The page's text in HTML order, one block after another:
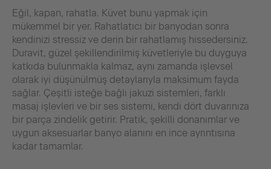
Eğil, kapan, rahatla. Küvet bunu yapmak için
mükemmel bir yer. Rahatlatıcı bir banyodan sonra
kendinizi stressiz ve derin bir rahatlamış hissedersiniz.
Duravit, güzel şekillendirilmiş küvetleriyle bu duyguya
katkıda bulunmakla kalmaz, aynı zamanda işlevsel
olarak iyi düşünülmüş detaylarıyla maksimum fayda
sağlar. Çeşitli isteğe bağlı jakuzi sistemleri, farklı
masaj işlevleri ve bir ses sistemi, kendi dört duvarınıza
bir parça zindelik getirir. Pratik, şekilli donanımlar ve
uygun aksesuarlar banyo alanını en ince ayrıntısına
kadar tamamlar.